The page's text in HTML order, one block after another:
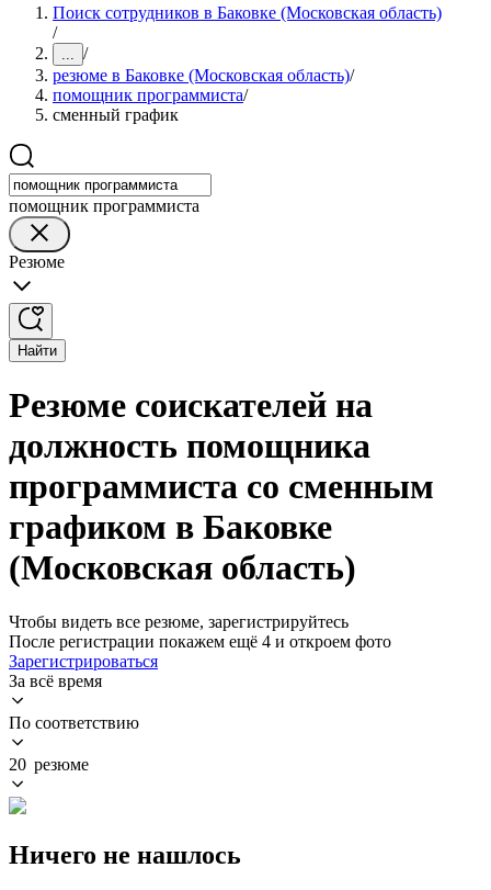
Поиск сотрудников в Баковке (Московская область)
/
... /
резюме в Баковке (Московская область)/
помощник программиста/
сменный график
помощник программиста
Резюме
Найти
Резюме соискателей на
должность помощника
программиста со сменным
графиком в Баковке
(Московская область)
Чтобы видеть все резюме, зарегистрируйтесь
После регистрации покажем ещё 4 и откроем фото
Зарегистрироваться
За всё время
По соответствию
20 резюме
Ничего не нашлось